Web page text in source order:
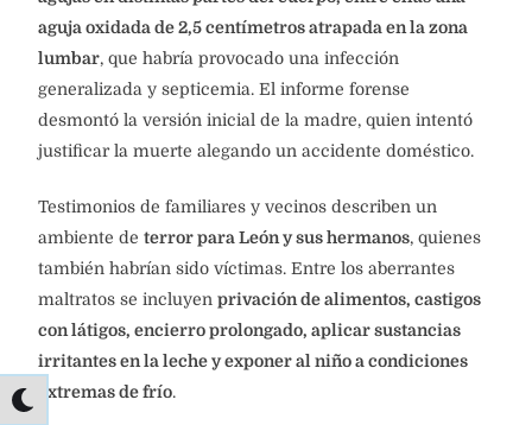
aguja oxidada de 2,5 centímetros atrapada en la zona
lumbar, que habría provocado una infección
generalizada y septicemia. El informe forense
desmontó la versión inicial de la madre, quien intentó
justificar la muerte alegando un accidente doméstico.
Testimonios de familiares y vecinos describen un
ambiente de terror para León y sus hermanos, quienes
también habrían sido víctimas. Entre los aberrantes
maltratos se incluyen privación de alimentos, castigos
con látigos, encierro prolongado, aplicar sustancias
irritantes en la leche y exponer al niño a condiciones
extremas de frío.